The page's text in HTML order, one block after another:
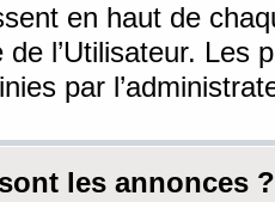
en haut de
de l’Utilisateur. Les
par
les annonces ?